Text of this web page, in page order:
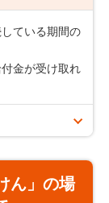
入サポート給
療を受けたと
生物をいい、
ている期間の
金が受け取れ
ん」の場